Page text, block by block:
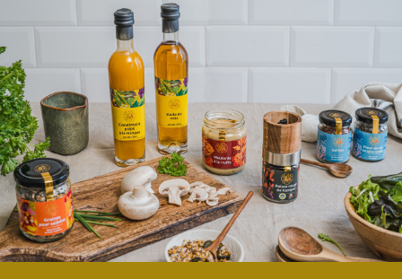
Poudre de colombo
Ingrédients : coriandre, de piment fort, de curcuma, de
cumin, de fenugrec et de gingembre
Poids net : 50 g
Conditionnement : pot en verre
Colombo existe également en 180 g.